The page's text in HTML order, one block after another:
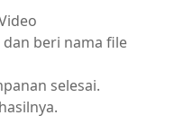
beri nama file
selesai.